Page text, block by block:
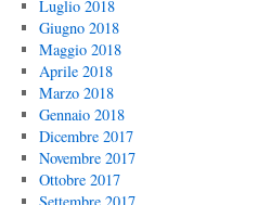
Luglio 2018
Giugno 2018
Maggio 2018
Aprile 2018
Marzo 2018
Gennaio 2018
Dicembre 2017
Novembre 2017
Ottobre 2017